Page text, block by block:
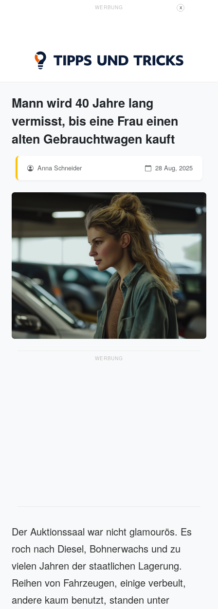
WERBUNG X
Mann wird 40 Jahre lang
vermisst, bis eine Frau einen
alten Gebrauchtwagen kauft
Anna Schneider 28 Aug, 2025
WERBUNG
Der Auktionssaal war nicht glamourös. Es
roch nach Diesel, Bohnerwachs und zu
vielen Jahren der staatlichen Lagerung.
Reihen von Fahrzeugen, einige verbeult,
andere kaum benutzt, standen unter